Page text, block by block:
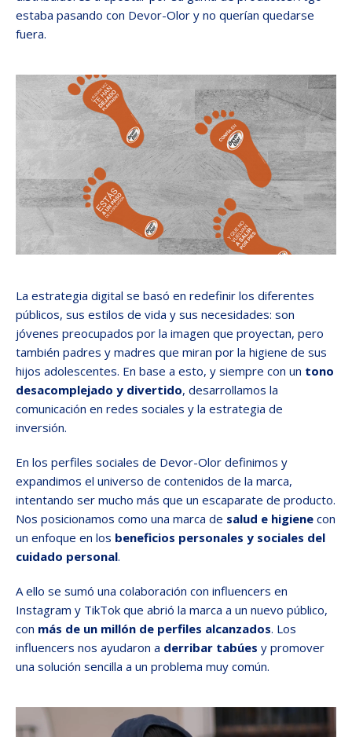
estaba pasando con Devor-Olor y no querían quedarse
fuera.
La estrategia digital se basó en redefinir los diferentes
públicos, sus estilos de vida y sus necesidades: son
jóvenes preocupados por la imagen que proyectan, pero
también padres y madres que miran por la higiene de sus
hijos adolescentes. En base a esto, y siempre con un tono
desacomplejado y divertido, desarrollamos la
comunicación en redes sociales y la estrategia de
inversión.
En los perfiles sociales de Devor-Olor definimos y
expandimos el universo de contenidos de la marca,
intentando ser mucho más que un escaparate de producto.
Nos posicionamos como una marca de salud e higiene con
un enfoque en los beneficios personales y sociales del
cuidado personal.
A ello se sumó una colaboración con influencers en
Instagram y TikTok que abrió la marca a un nuevo público,
con más de un millón de perfiles alcanzados. Los
influencers nos ayudaron a derribar tabúes y promover
una solución sencilla a un problema muy común.